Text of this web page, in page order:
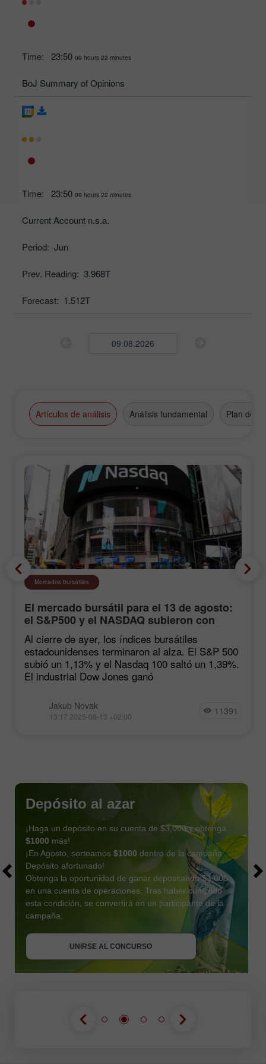
Time: 23:50 09 hours 22 minutes
BoJ Summary of Opinions
Time: 23:50 09 hours 22 minutes
Current Account n.s.a.
Period: Jun
Prev. Reading: 3.968T
Forecast: 1.512T
Artículos de análisis Análisis fundamental Plan de
Mercados bursátiles
El mercado bursátil para el 13 de agosto:
el S&P500 y el NASDAQ subieron con
fuerza tras las estadísticas de inflación
Al cierre de ayer, los índices bursátiles
estadounidenses terminaron al alza. El S&P 500
subió un 1,13% y el Nasdaq 100 saltó un 1,39%.
El industrial Dow Jones ganó
Jakub Novak
13:17 2025-08-13 +02:00 11391
Depósito al azar
¡Haga un depósito en su cuenta de $3,000 y obtenga
$1000 más!
¡En Agosto, sorteamos $1000 dentro de la campaña
Depósito afortunado!
Obtenga la oportunidad de ganar depositando $3,000
en una cuenta de operaciones. Tras haber cumplido
esta condición, se convertirá en un participante de la
campaña.
UNIRSE AL CONCURSO